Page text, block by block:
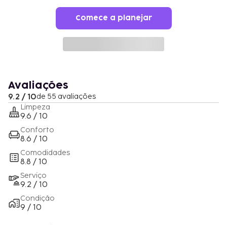
Comece a planejar
Avaliações
9.2 / 10de 55 avaliações
Limpeza
9.6 / 10
Conforto
8.6 / 10
Comodidades
8.8 / 10
Serviço
9.2 / 10
Condição
9 / 10